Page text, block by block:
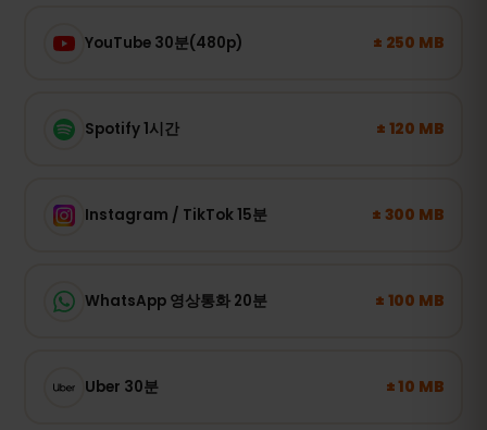
YouTube 30분(480p) ± 250 MB
Spotify 1시간 ± 120 MB
Instagram / TikTok 15분 ± 300 MB
WhatsApp 영상통화 20분 ± 100 MB
Uber 30분 ± 10 MB